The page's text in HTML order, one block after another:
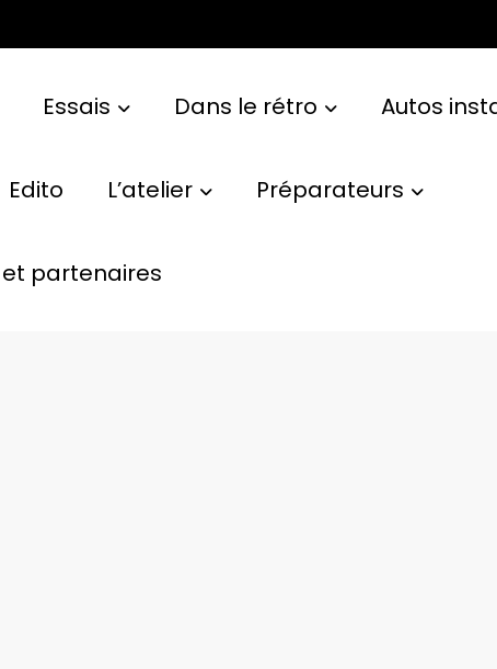
Essais Dans le rétro Autos
Edito L’atelier Préparateurs
partenaires